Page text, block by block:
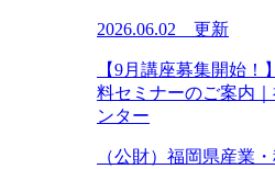
2026.06.02 更新
【9月講座募集開始
料セミナーのご案内
ンター
（公財）福岡県産業